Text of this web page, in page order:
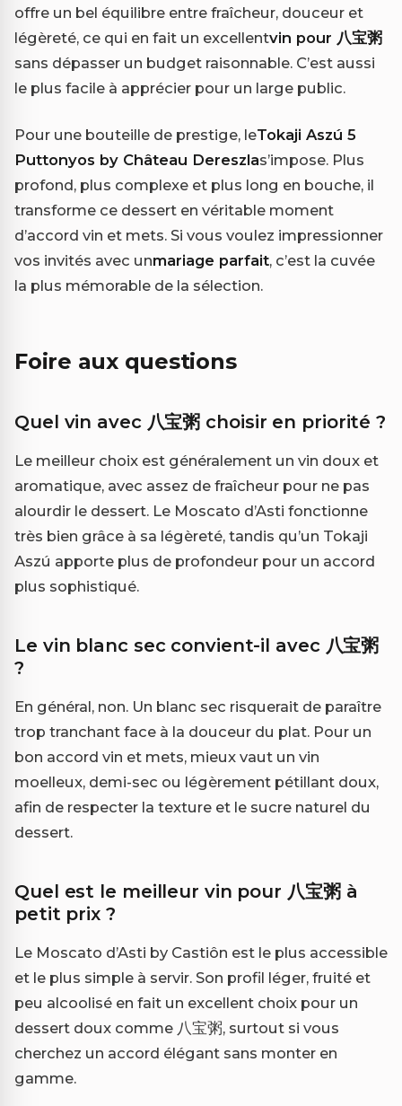
offre un bel équilibre entre fraîcheur, douceur et
légèreté, ce qui en fait un excellentvin pour 八宝粥
sans dépasser un budget raisonnable. C’est aussi
le plus facile à apprécier pour un large public.
Pour une bouteille de prestige, leTokaji Aszú 5
Puttonyos by Château Dereszlas’impose. Plus
profond, plus complexe et plus long en bouche, il
transforme ce dessert en véritable moment
d’accord vin et mets. Si vous voulez impressionner
vos invités avec unmariage parfait, c’est la cuvée
la plus mémorable de la sélection.
Foire aux questions
Quel vin avec 八宝粥 choisir en priorité ?
Le meilleur choix est généralement un vin doux et
aromatique, avec assez de fraîcheur pour ne pas
alourdir le dessert. Le Moscato d’Asti fonctionne
très bien grâce à sa légèreté, tandis qu’un Tokaji
Aszú apporte plus de profondeur pour un accord
plus sophistiqué.
Le vin blanc sec convient-il avec 八宝粥
?
En général, non. Un blanc sec risquerait de paraître
trop tranchant face à la douceur du plat. Pour un
bon accord vin et mets, mieux vaut un vin
moelleux, demi-sec ou légèrement pétillant doux,
afin de respecter la texture et le sucre naturel du
dessert.
Quel est le meilleur vin pour 八宝粥 à
petit prix ?
Le Moscato d’Asti by Castiôn est le plus accessible
et le plus simple à servir. Son profil léger, fruité et
peu alcoolisé en fait un excellent choix pour un
dessert doux comme 八宝粥, surtout si vous
cherchez un accord élégant sans monter en
gamme.